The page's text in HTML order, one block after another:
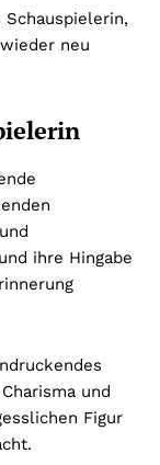
neu
ihre Hingabe
und
Figur